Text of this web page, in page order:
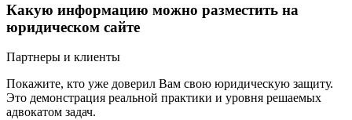
Какую информацию можно разместить на
юридическом сайте
Партнеры и клиенты
Покажите, кто уже доверил Вам свою юридическую защиту.
Это демонстрация реальной практики и уровня решаемых
адвокатом задач.